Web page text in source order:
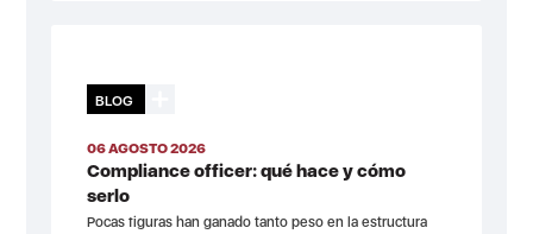
BLOG
06 AGOSTO 2026
Compliance officer: qué hace y cómo
serlo
Pocas figuras han ganado tanto peso en la estructura